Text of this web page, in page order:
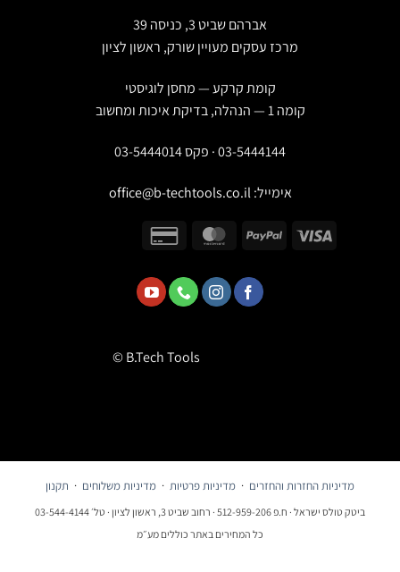
אברהם שביט 3, כניסה 39
מרכז עסקים מעויין שורק, ראשון לציון
קומת קרקע — מחסן לוגיסטי
03-5444144 · פקס 03-5444014
אימייל:office@b-techtools.co.il
© B.Tech Tools
מדיניות החזרות והחזרים ·מדיניות פרטיות·מדיניות משלוחים·תקנון
ביטק טולס ישראל · ח.פ 512-959-206 · רחוב שביט 3, ראשון לציון · טל׳ 03-544-4144
כל המחירים באתר כוללים מע״מ